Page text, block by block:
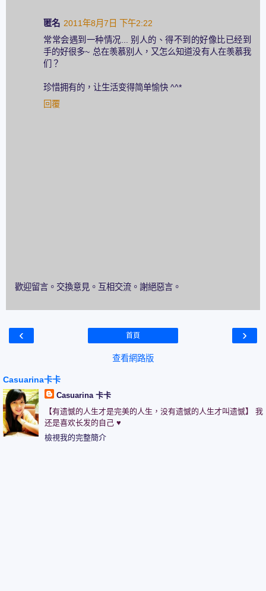
匿名 2011年8月7日 下午2:22
常常会遇到一种情况... 别人的、得不到的好像比已经到
手的好很多~ 总在羡慕别人，又怎么知道没有人在羡慕我
们？
珍惜拥有的，让生活变得简单愉快 ^^*
回覆
歡迎留言。交換意見。互相交流。謝絕惡言。
‹ ›
首頁
查看網路版
Casuarina卡卡
Casuarina 卡卡
【有遗憾的人生才是完美的人生，没有遗憾的人生才叫遗憾】 我
还是喜欢长发的自己 ♥
檢視我的完整簡介